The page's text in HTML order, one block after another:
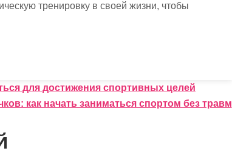
тренировку в своей жизни, чтобы
для достижения спортивных целей
как начать заниматься спортом без травм